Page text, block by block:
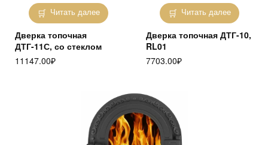
Читать далее
Дверка топочная
ДТГ-11С, со стеклом
11147.00₽
Читать далее
Дверка топочная ДТГ-10,
RL01
7703.00₽